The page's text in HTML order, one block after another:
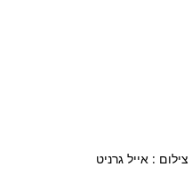
צילום : אייל גרניט